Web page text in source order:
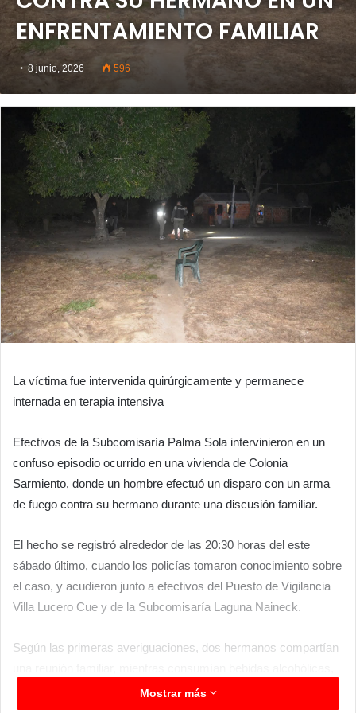
ENFRENTAMIENTO FAMILIAR
8 junio, 2026 596
La víctima fue intervenida quirúrgicamente y permanece
internada en terapia intensiva
Efectivos de la Subcomisaría Palma Sola intervinieron en un
confuso episodio ocurrido en una vivienda de Colonia
Sarmiento, donde un hombre efectuó un disparo con un arma
de fuego contra su hermano durante una discusión familiar.
El hecho se registró alrededor de las 20:30 horas del este
sábado último, cuando los policías tomaron conocimiento sobre
el caso, y acudieron junto a efectivos del Puesto de Vigilancia
Villa Lucero Cue y de la Subcomisaría Laguna Naineck.
Según las primeras averiguaciones, dos hermanos compartían
Mostrar más